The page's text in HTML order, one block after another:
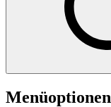
Menüoptionen